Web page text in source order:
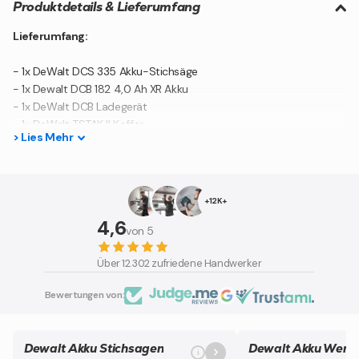
Produktdetails & Lieferumfang
Lieferumfang:
- 1x DeWalt DCS 335 Akku-Stichsäge
- 1x Dewalt DCB 182 4,0 Ah XR Akku
- 1x DeWalt DCB Ladegerät
- 1x DeWalt TSTAK II Koffer
- 1x Anti-Splitter-Einsatz
Produktbeschreibung:
Die Akku-Stichsäge beinhaltet einen Abzugs- und
Verriegelungsschalter für variable Geschwindigkeit. Damit kann man
die Arbeitssicherheit erhöht. Mit der 4-stufigen Einstellung
werkzeuglos verstellbare Schuh mit kratzfester Abdeckung kann in
> Lies Mehr
+12K+
4,6von 5
Über 12.302 zufriedene Handwerker
Bewertungen von:
Dewalt Akku Stichsagen i Dewalt Akku